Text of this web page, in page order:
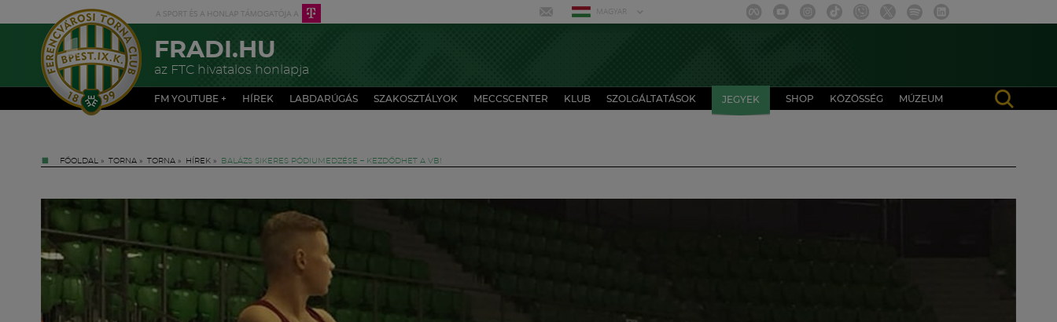
MAGYAR
FRADI.HU
az FTC hivatalos honlapja
FM YOUTUBE + HÍREK LABDARÚGÁS SZAKOSZTÁLYOK MECCSCENTER KLUB SZOLGÁLTATÁSOK JEGYEK SHOP KÖZÖSSÉG MÚZEUM
FŐOLDAL » TORNA » TORNA » HÍREK » BALÁZS SIKERES PÓDIUMEDZÉSE – KEZDŐDHET A VB!